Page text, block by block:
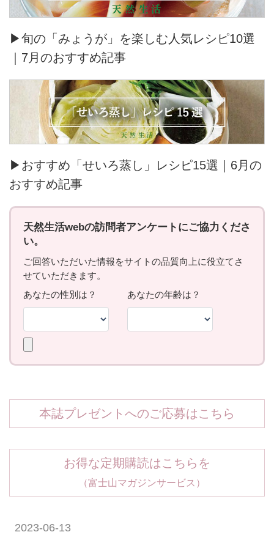
▶旬の「みょうが」を楽しむ人気レシピ10選
｜7月のおすすめ記事
▶おすすめ「せいろ蒸し」レシピ15選｜6月の
おすすめ記事
本誌プレゼントへのご応募はこちら
お得な定期購読はこちらを
（富士山マガジンサービス）
2023-06-13